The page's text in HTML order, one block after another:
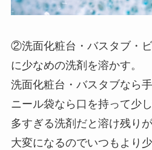
②洗面化粧台・バスタブ・
に少なめの洗剤を溶かす。
洗面化粧台・バスタブなら
ニール袋なら口を持って少
多すぎる洗剤だと溶け残り
大変になるのでいつもより